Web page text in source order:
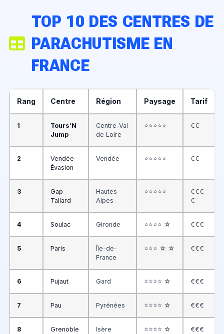
TOP 10 DES CENTRES DE
PARACHUTISME EN
FRANCE
Rang Centre Région Paysage Tarif
1
Tours’N
Jump
Centre-Val
de Loire
⭐⭐⭐⭐⭐ €€
2
Vendée
Évasion
Vendée ⭐⭐⭐⭐⭐ €€
3
Gap
Tallard
Hautes-
Alpes
⭐⭐⭐⭐⭐
€€€
€
4 Soulac Gironde ⭐⭐⭐⭐ ☆ €€€
5 Paris
Île-de-
France
⭐⭐⭐ ☆ ☆ €€€
6 Pujaut Gard ⭐⭐⭐⭐ ☆ €€€
7 Pau Pyrénées ⭐⭐⭐⭐ ☆ €€€
8 Grenoble Isère ⭐⭐⭐⭐ ☆ €€€